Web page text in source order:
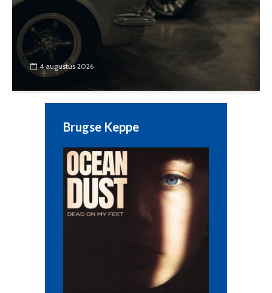
4 augustus 2026
Brugse Keppe